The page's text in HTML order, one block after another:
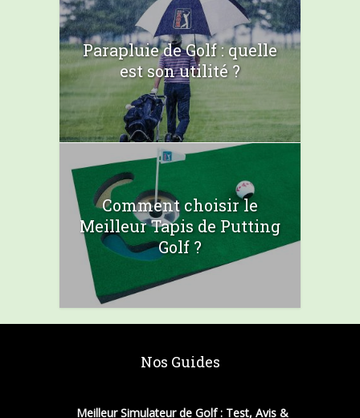
Parapluie de Golf : quelle
est son utilité ?
Comment choisir le
Meilleur Tapis de Putting
Golf ?
Nos Guides
Meilleur Simulateur de Golf : Test, Avis &